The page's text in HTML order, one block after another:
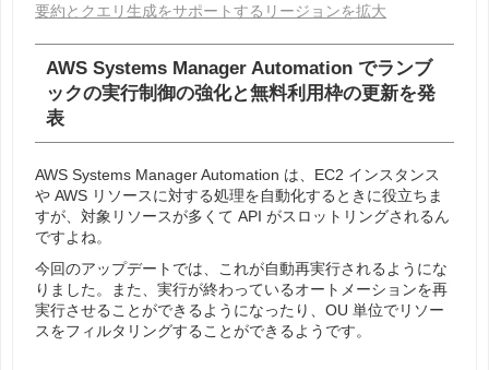
要約とクエリ生成をサポートするリージョンを拡大
AWS Systems Manager Automation でランブ
ックの実行制御の強化と無料利用枠の更新を発
表
AWS Systems Manager Automation は、EC2 インスタンス
や AWS リソースに対する処理を自動化するときに役立ちま
すが、対象リソースが多くて API がスロットリングされるん
ですよね。
今回のアップデートでは、これが自動再実行されるようにな
りました。また、実行が終わっているオートメーションを再
実行させることができるようになったり、OU 単位でリソー
スをフィルタリングすることができるようです。